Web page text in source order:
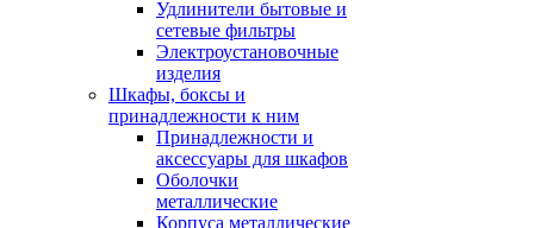
Удлинители бытовые и
сетевые фильтры
Электроустановочные
изделия
Шкафы, боксы и
принадлежности к ним
Принадлежности и
аксессуары для шкафов
Оболочки
металлические
Корпуса металлические